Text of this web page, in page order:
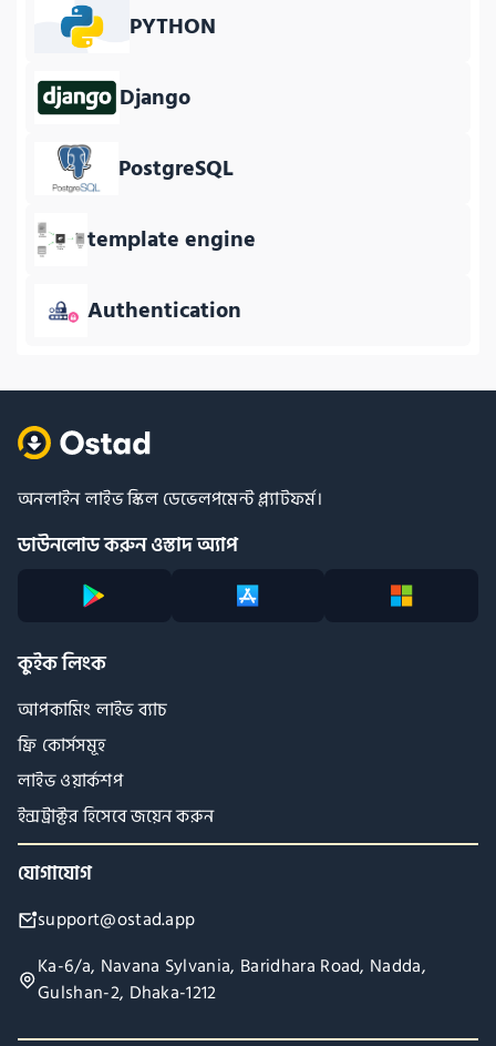
PYTHON
Django
PostgreSQL
template engine
Authentication
অনলাইন লাইভ স্কিল ডেভেলপমেন্ট প্ল্যাটফর্ম।
ডাউনলোড করুন ওস্তাদ অ্যাপ
কুইক লিংক
আপকামিং লাইভ ব্যাচ
ফ্রি কোর্সসমূহ
লাইভ ওয়ার্কশপ
ইন্সট্রাক্টর হিসেবে জয়েন করুন
যোগাযোগ
support@ostad.app
Ka-6/a, Navana Sylvania, Baridhara Road, Nadda,
Gulshan-2, Dhaka-1212